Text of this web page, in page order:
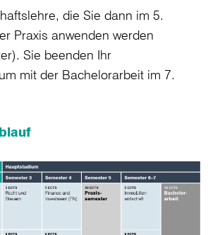
die Sie dann im 5.
Praxis anwenden werden
Sie beenden Ihr
mit der Bachelorarbeit im 7.